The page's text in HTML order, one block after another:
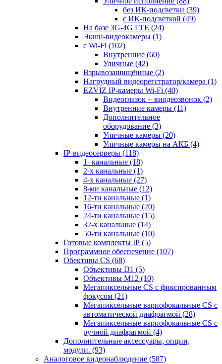
без ИК-подсветки (39)
с ИК-подсветкой (49)
На базе 3G-4G LTE (24)
Экшн-видеокамеры (1)
с Wi-Fi (102)
Внутренние (60)
Уличные (42)
Взрывозащищённые (2)
Нагрудный видеорегстратор/камера (1)
EZVIZ IP-камеры Wi-Fi (40)
Видеоглазок + виодеозвонок (2)
Внутренние камеры (11)
Дополнительное
оборудование (3)
Уличные камеры (20)
Уличные камеры на АКБ (4)
IP-видеосерверы (118)
1- канальные (18)
2-х канальные (1)
4-х канальные (27)
8-ми канальные (12)
12-ти канальные (1)
16-ти канальные (20)
24-ти канальные (15)
32-х канальные (14)
50-ти канальные (10)
Готовые комплекты IP (5)
Программное обеспечение (107)
Обективы CS (68)
Объективы D1 (5)
Объективы M12 (10)
Мегапиксельные CS c фиксированным
фокусом (21)
Мегапиксельные вариофокальные CS c
автоматической диафрагмой (28)
Мегапиксельные вариофокальные CS c
ручной диафрагмой (4)
Дополнительные аксессуары, опции,
модули. (93)
Аналоговое видеонаблюдение (587)